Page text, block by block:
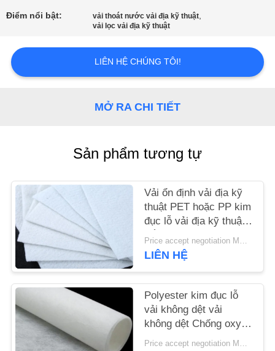
KIỂM
CHẤT
LƯỢNG
TÔI
TIN
TỨC
YÊU
CẦU
BÁO
Điểm nổi bật: vải thoát nước vải địa kỹ thuật,
vải lọc vải địa kỹ thuật
LIÊN HỆ CHÚNG TÔI!
MỞ RA CHI TIẾT
Sản phẩm tương tự
Vải ổn định vải địa kỹ
thuật PET hoặc PP kim
đục lỗ vải địa kỹ thuật
trắng chống lão hóa
Price accept negotiation MOQ:1sqm
LIÊN HỆ
Polyester kim đục lỗ
vải không dệt vải
không dệt Chống oxy
hóa
Price accept negotiation MOQ:100m2